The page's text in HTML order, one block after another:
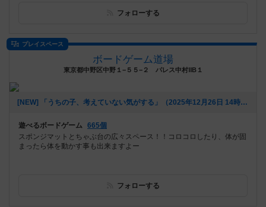
フォローする
プレイスペース
ボードゲーム道場
東京都中野区中野１−５５−２ パレス中村ⅡB１
[NEW] 「うちの子、考えていない気がする」（2025年12月26日 14時35分）
遊べるボードゲーム 665個
スポンジマットとちゃぶ台の広々スペース！！コロコロしたり、体が固
まったら体を動かす事も出来ますよー
フォローする